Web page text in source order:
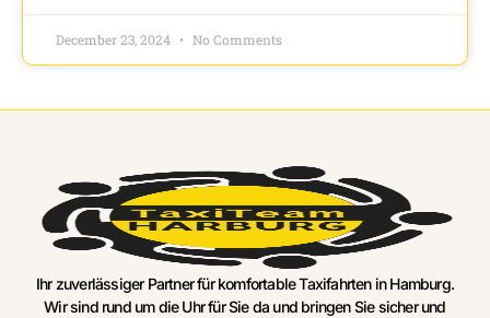
December 23, 2024 No Comments
Ihr zuverlässiger Partner für komfortable Taxifahrten in Hamburg.
Wir sind rund um die Uhr für Sie da und bringen Sie sicher und